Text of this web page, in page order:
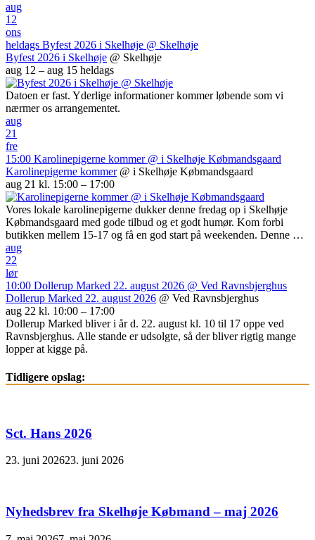
aug
12
ons
heldags Byfest 2026 i Skelhøje @ Skelhøje
Byfest 2026 i Skelhøje @ Skelhøje
aug 12 – aug 15 heldags
Datoen er fast. Yderlige informationer kommer løbende som vi
nærmer os arrangementet.
aug
21
fre
15:00 Karolinepigerne kommer @ i Skelhøje Købmandsgaard
Karolinepigerne kommer @ i Skelhøje Købmandsgaard
aug 21 kl. 15:00 – 17:00
Vores lokale karolinepigerne dukker denne fredag op i Skelhøje
Købmandsgaard med gode tilbud og et godt humør. Kom forbi
butikken mellem 15-17 og få en god start på weekenden. Denne …
aug
22
lør
10:00 Dollerup Marked 22. august 2026 @ Ved Ravnsbjerghus
Dollerup Marked 22. august 2026 @ Ved Ravnsbjerghus
aug 22 kl. 10:00 – 17:00
Dollerup Marked bliver i år d. 22. august kl. 10 til 17 oppe ved
Ravnsbjerghus. Alle stande er udsolgte, så der bliver rigtig mange
lopper at kigge på.
Tidligere opslag:
Sct. Hans 2026
23. juni 202623. juni 2026
Nyhedsbrev fra Skelhøje Købmand – maj 2026